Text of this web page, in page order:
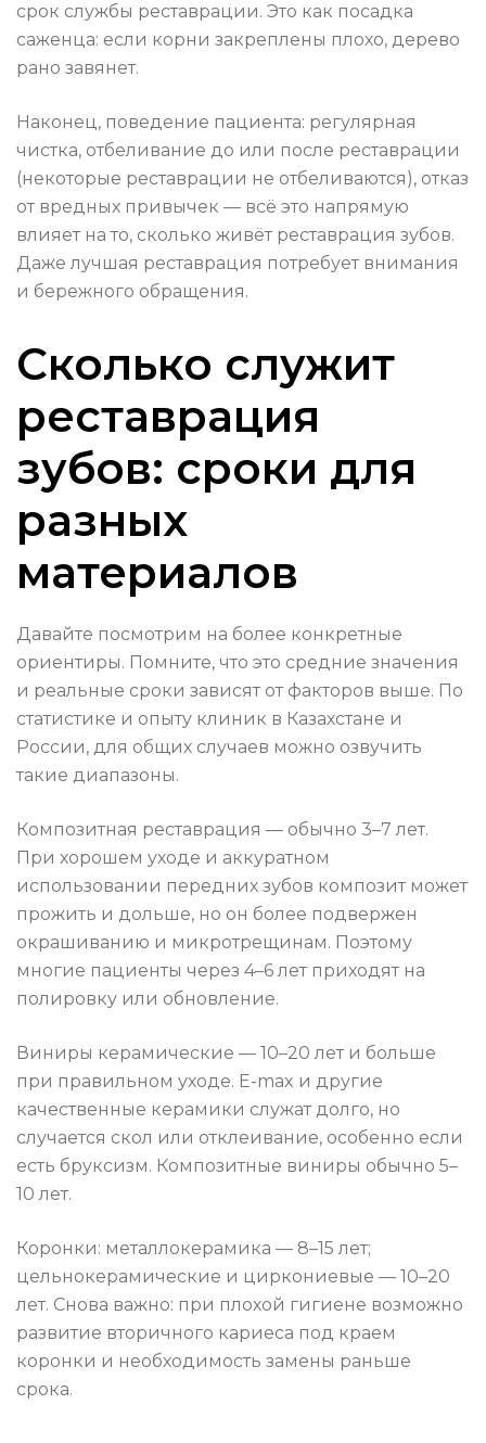
срок службы реставрации. Это как посадка
саженца: если корни закреплены плохо, дерево
рано завянет.
Наконец, поведение пациента: регулярная
чистка, отбеливание до или после реставрации
(некоторые реставрации не отбеливаются), отказ
от вредных привычек — всё это напрямую
влияет на то, сколько живёт реставрация зубов.
Даже лучшая реставрация потребует внимания
и бережного обращения.
Сколько служит
реставрация
зубов: сроки для
разных
материалов
Давайте посмотрим на более конкретные
ориентиры. Помните, что это средние значения
и реальные сроки зависят от факторов выше. По
статистике и опыту клиник в Казахстане и
России, для общих случаев можно озвучить
такие диапазоны.
Композитная реставрация — обычно 3–7 лет.
При хорошем уходе и аккуратном
использовании передних зубов композит может
прожить и дольше, но он более подвержен
окрашиванию и микротрещинам. Поэтому
многие пациенты через 4–6 лет приходят на
полировку или обновление.
Виниры керамические — 10–20 лет и больше
при правильном уходе. E-max и другие
качественные керамики служат долго, но
случается скол или отклеивание, особенно если
есть бруксизм. Композитные виниры обычно 5–
10 лет.
Коронки: металлокерамика — 8–15 лет;
цельнокерамические и циркониевые — 10–20
лет. Снова важно: при плохой гигиене возможно
развитие вторичного кариеса под краем
коронки и необходимость замены раньше
срока.